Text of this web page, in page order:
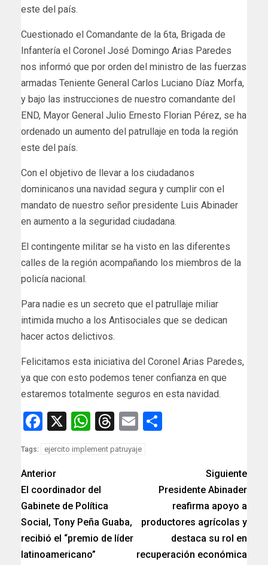
este del país.
Cuestionado el Comandante de la 6ta, Brigada de
Infantería el Coronel José Domingo Arias Paredes
nos informó que por orden del ministro de las fuerzas
armadas Teniente General Carlos Luciano Díaz Morfa,
y bajo las instrucciones de nuestro comandante del
END, Mayor General Julio Ernesto Florian Pérez, se ha
ordenado un aumento del patrullaje en toda la región
este del país.
Con el objetivo de llevar a los ciudadanos
dominicanos una navidad segura y cumplir con el
mandato de nuestro señor presidente Luis Abinader
en aumento a la seguridad ciudadana.
El contingente militar se ha visto en las diferentes
calles de la región acompañando los miembros de la
policía nacional.
Para nadie es un secreto que el patrullaje miliar
intimida mucho a los Antisociales que se dedican
hacer actos delictivos.
Felicitamos esta iniciativa del Coronel Arias Paredes,
ya que con esto podemos tener confianza en que
estaremos totalmente seguros en esta navidad.
Facebook
X WhatsApp
Threads
Email
Tags: ejercito implement patruyaje
Anterior
El coordinador del
Gabinete de Política
Social, Tony Peña Guaba,
recibió el “premio de líder
latinoamericano”
Siguiente
Presidente Abinader
reafirma apoyo a
productores agrícolas y
destaca su rol en
recuperación económica